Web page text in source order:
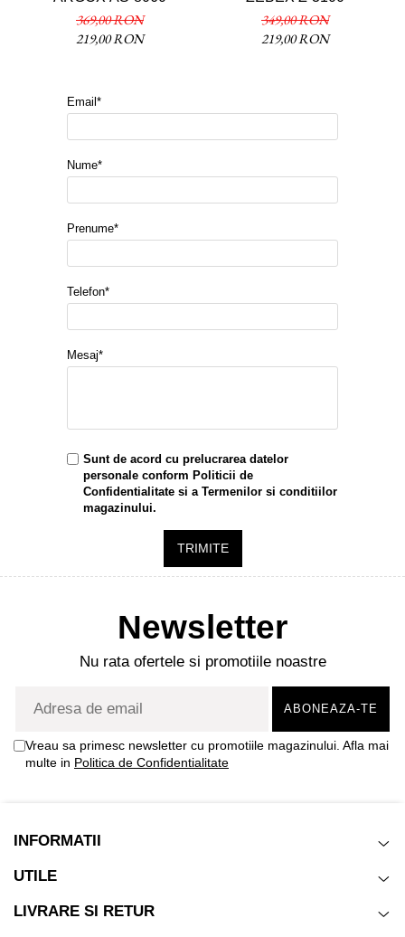
369,00 RON
219,00 RON
349,00 RON
219,00 RON
Email*
Nume*
Prenume*
Telefon*
Mesaj*
Sunt de acord cu prelucrarea datelor
personale conform Politicii de
Confidentialitate si a Termenilor si conditiilor
magazinului.
TRIMITE
Newsletter
Nu rata ofertele si promotiile noastre
Vreau sa primesc newsletter cu promotiile magazinului. Afla mai
multe in Politica de Confidentialitate
INFORMATII
UTILE
LIVRARE SI RETUR